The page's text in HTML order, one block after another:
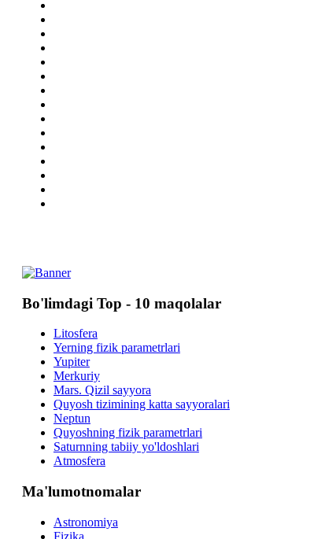
Bo'limdagi Top - 10 maqolalar
Litosfera
Yerning fizik parametrlari
Yupiter
Merkuriy
Mars. Qizil sayyora
Quyosh tizimining katta sayyoralari
Neptun
Quyoshning fizik parametrlari
Saturnning tabiiy yo'ldoshlari
Atmosfera
Ma'lumotnomalar
Astronomiya
Fizika